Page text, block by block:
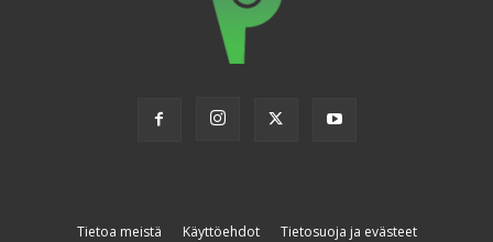
Tietoa meistä Käyttöehdot Tietosuoja ja evästeet